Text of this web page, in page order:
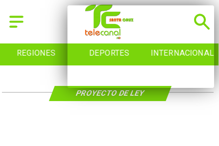
REGIONES DEPORTES INTERNACIONAL
PROYECTO DE LEY